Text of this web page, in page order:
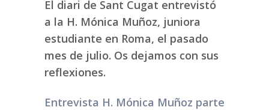
El diari de Sant Cugat entrevistó
a la H. Mónica Muñoz, juniora
estudiante en Roma, el pasado
mes de julio. Os dejamos con sus
reflexiones.
Entrevista H. Mónica Muñoz parte